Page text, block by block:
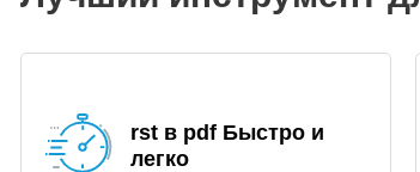
rst в pdf Быстро и
легко